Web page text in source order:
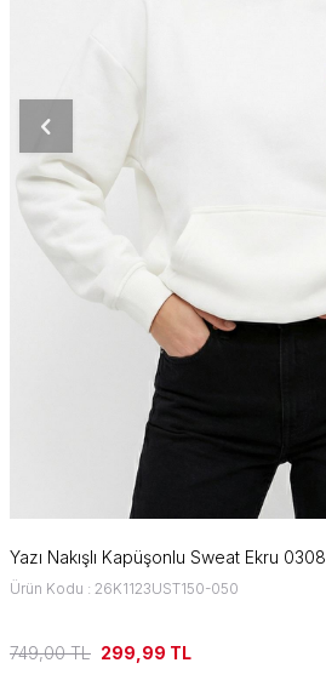
Yazı Nakışlı Kapüşonlu Sweat Ekru 0308
Ürün Kodu : 26K1123UST150-050
749,00TL 299,99 TL